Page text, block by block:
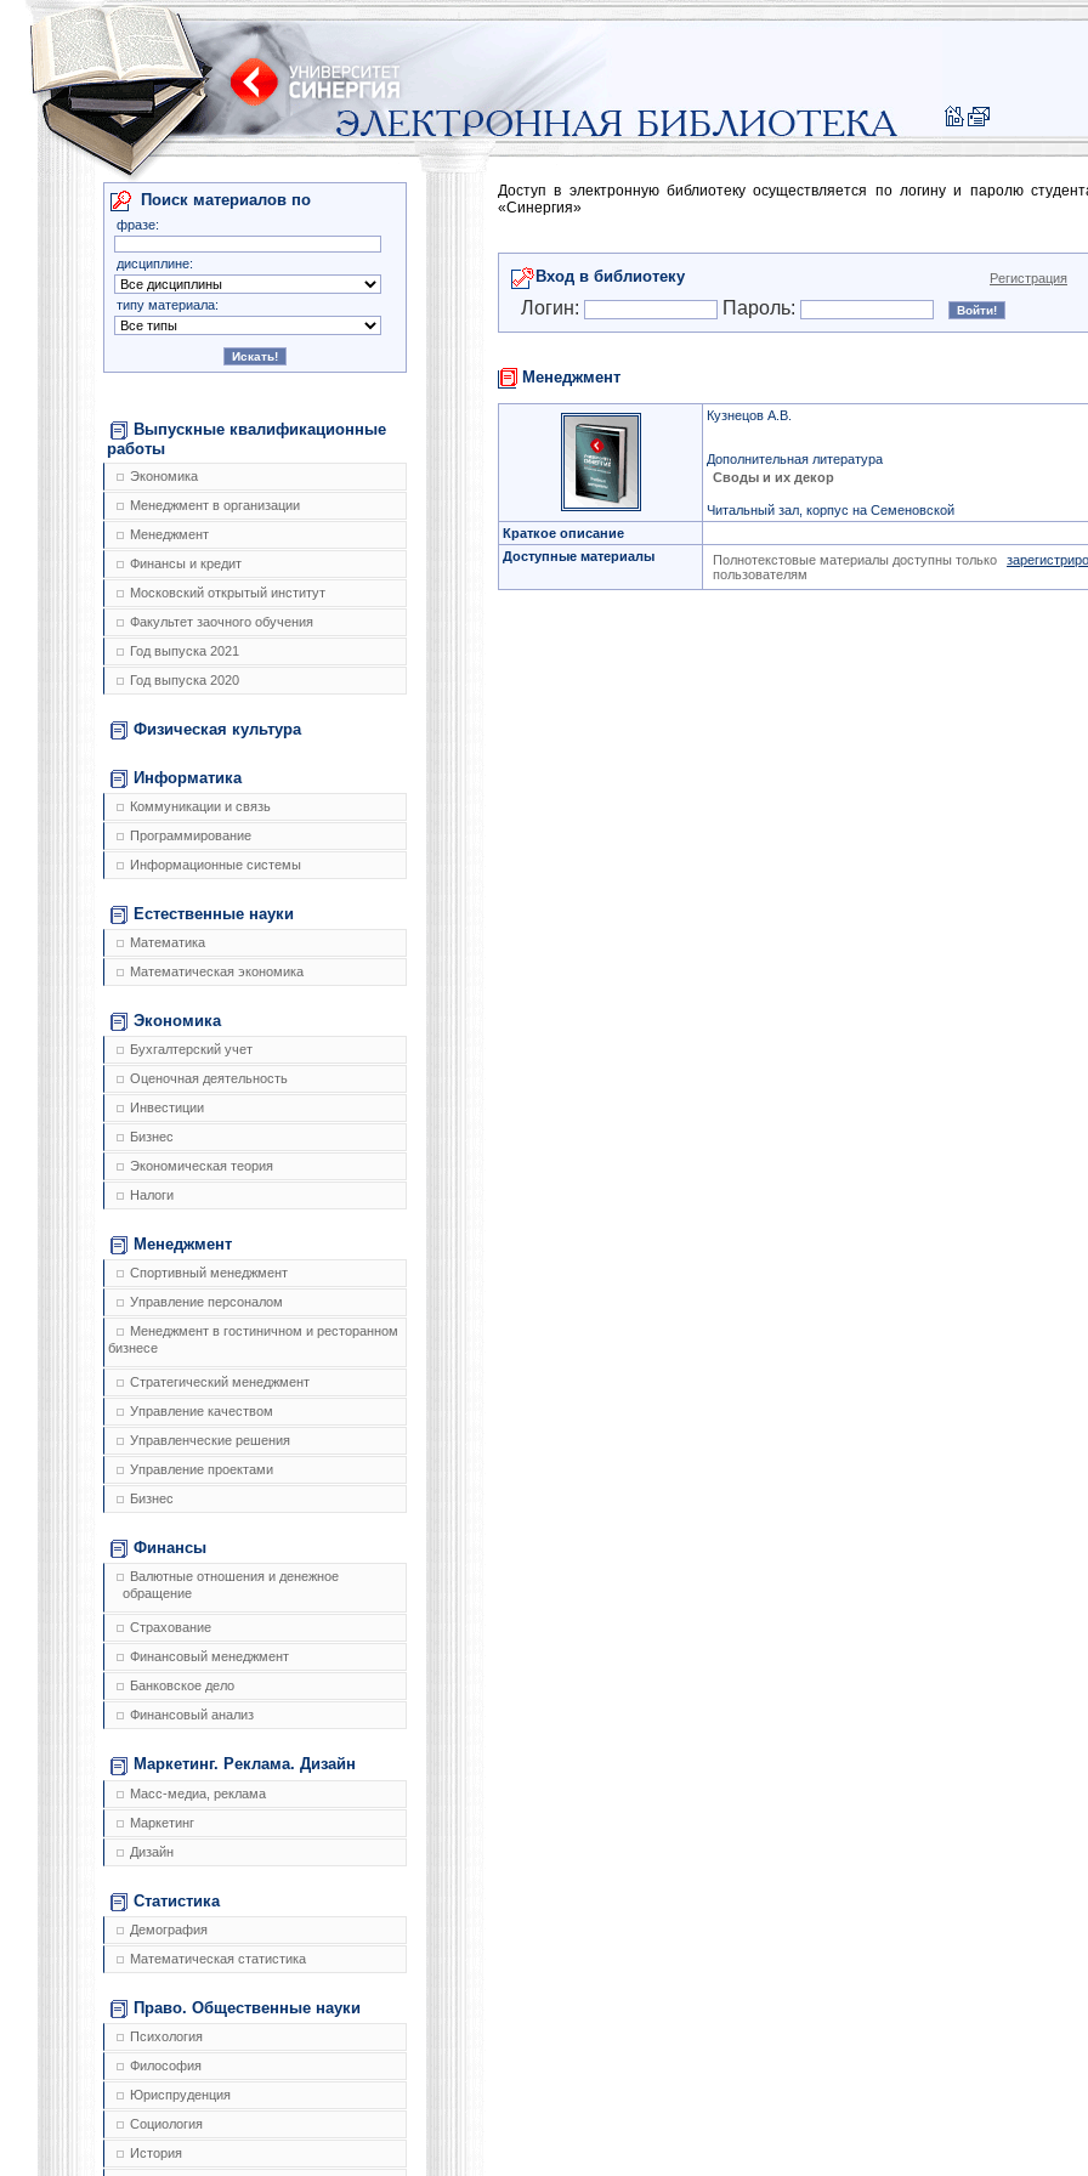
Поиск материалов по
фразе:
дисциплине:
типу материала:
Выпускные квалификационные
работы
Экономика
Менеджмент в организации
Менеджмент
Финансы и кредит
Московский открытый институт
Факультет заочного обучения
Год выпуска 2021
Год выпуска 2020
Физическая культура
Информатика
Коммуникации и связь
Программирование
Информационные системы
Естественные науки
Математика
Математическая экономика
Экономика
Бухгалтерский учет
Оценочная деятельность
Инвестиции
Бизнес
Экономическая теория
Налоги
Менеджмент
Спортивный менеджмент
Управление персоналом
Менеджмент в гостиничном и ресторанном
бизнесе
Стратегический менеджмент
Управление качеством
Управленческие решения
Управление проектами
Бизнес
Финансы
Валютные отношения и денежное
обращение
Страхование
Финансовый менеджмент
Банковское дело
Финансовый анализ
Маркетинг. Реклама. Дизайн
Масс-медиа, реклама
Маркетинг
Дизайн
Статистика
Демография
Математическая статистика
Право. Общественные науки
Психология
Философия
Юриспруденция
Социология
История
Доступ в электронную библиотеку осуществляется по логину и паролю
«Синергия»
Вход в библиотеку Регистрация
Логин: Пароль:
Менеджмент
Кузнецов А.В.
Дополнительная литература
Своды и их декор
Читальный зал, корпус на Семеновской
Краткое описание
Доступные материалы
Полнотекстовые материалы доступны только
пользователям